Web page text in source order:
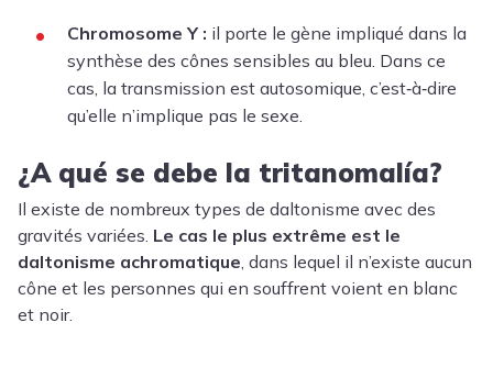
Chromosome Y : il porte le gène impliqué dans la
synthèse des cônes sensibles au bleu. Dans ce
cas, la transmission est autosomique, c’est‑à‑dire
qu’elle n’implique pas le sexe.
¿A qué se debe la tritanomalía?
Il existe de nombreux types de daltonisme avec des
gravités variées. Le cas le plus extrême est le
daltonisme achromatique , dans lequel il n’existe aucun
cône et les personnes qui en souffrent voient en blanc
et noir.